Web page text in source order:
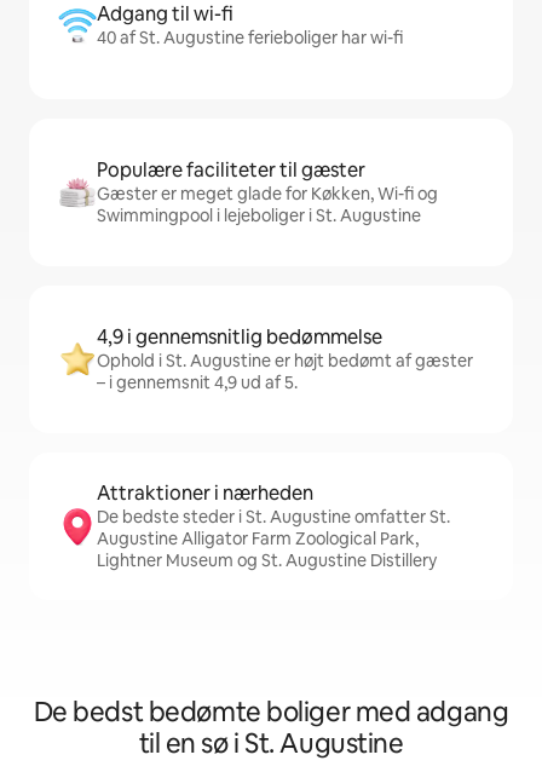
Adgang til wi-fi
40 af St. Augustine ferieboliger har wi-fi
Populære faciliteter til gæster
Gæster er meget glade for Køkken, Wi-fi og
Swimmingpool i lejeboliger i St. Augustine
4,9 i gennemsnitlig bedømmelse
Ophold i St. Augustine er højt bedømt af gæster
– i gennemsnit 4,9 ud af 5.
Attraktioner i nærheden
De bedste steder i St. Augustine omfatter St.
Augustine Alligator Farm Zoological Park,
Lightner Museum og St. Augustine Distillery
De bedst bedømte boliger med adgang
til en sø i St. Augustine